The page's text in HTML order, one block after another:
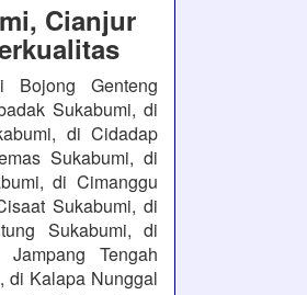
Cianjur
Bojong Genteng
Sukabumi, di
di Cidadap
Sukabumi, di
di Cimanggu
Sukabumi, di
Sukabumi, di
Tengah
di Kalapa Nunggal